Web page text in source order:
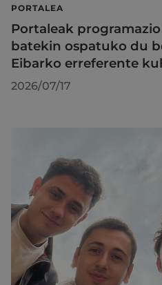
PORTALEA
Portaleak
batekin ospatuko du
Eibarko erreferente
2026/07/17